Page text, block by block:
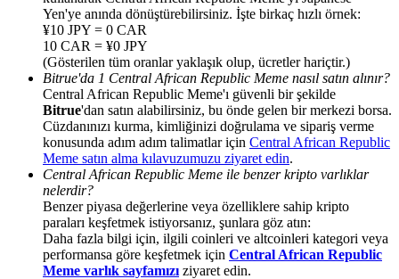
Deposit CASHCAT & Win
Deposit CASHCAT & Win
Share 500000 CASHCAT prize pool
Yen'ye anında dönüştürebilirsiniz. İşte birkaç hızlı örnek:
¥10 JPY = 0 CAR
10 CAR = ¥0 JPY
(Gösterilen tüm oranlar yaklaşık olup, ücretler hariçtir.)
Bitrue'da 1 Central African Republic Meme nasıl satın alınır?
Central African Republic Meme'ı güvenli bir şekilde
Bitrue'dan satın alabilirsiniz, bu önde gelen bir merkezi borsa.
Cüzdanınızı kurma, kimliğinizi doğrulama ve sipariş verme
konusunda adım adım talimatlar için Central African Republic
Meme satın alma kılavuzumuzu ziyaret edin.
Central African Republic Meme ile benzer kripto varlıklar
nelerdir?
Benzer piyasa değerlerine veya özelliklere sahip kripto
paraları keşfetmek istiyorsanız, şunlara göz atın:
Daha fazla bilgi için, ilgili coinleri ve altcoinleri kategori veya
performansa göre keşfetmek için Central African Republic
Meme varlık sayfamızı ziyaret edin.